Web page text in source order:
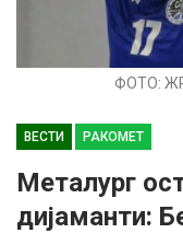
ФОТО:
ВЕСТИ РАКОМЕТ
Металург
дијаманти: